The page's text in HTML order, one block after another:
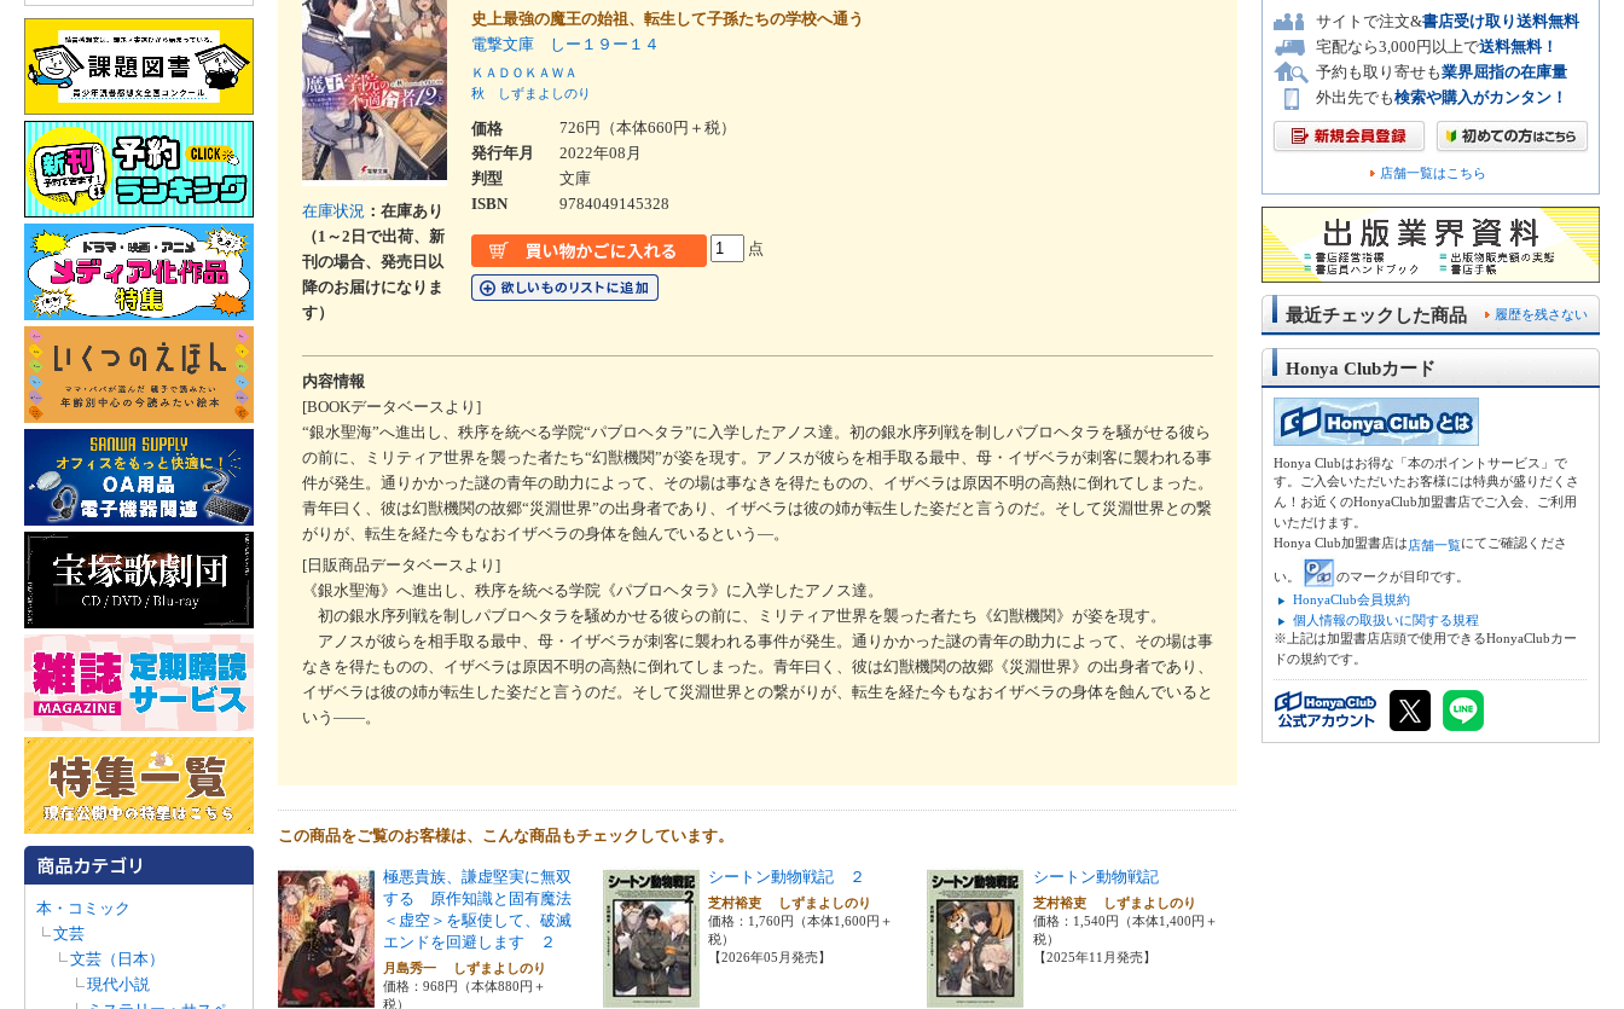
本・コミック
文芸
文芸（日本）
現代小説
在庫状況 ：在庫あり
（1～2日で出荷、新
刊の場合、発売日以
降のお届けになりま
す）
史上最強の魔王の始祖、転生して子孫たちの学校へ通う
電撃文庫 しー１９ー１４
ＫＡＤＯＫＡＷＡ
秋
しずまよしのり
価格
726円（本体660円＋税）
発行年月
2022年08月
判型
文庫
ISBN
9784049145328
点
内容情報
[BOOKデータベースより]
“銀水聖海”へ進出し、秩序を統べる学院“パブロヘタラ”に入学したアノス達。初の銀水序列戦を制しパブロヘタラを騒がせる彼ら
の前に、ミリティア世界を襲った者たち“幻獣機関”が姿を現す。アノスが彼らを相手取る最中、母・イザベラが刺客に襲われる事
件が発生。通りかかった謎の青年の助力によって、その場は事なきを得たものの、イザベラは原因不明の高熱に倒れてしまった。
青年曰く、彼は幻獣機関の故郷“災淵世界”の出身者であり、イザベラは彼の姉が転生した姿だと言うのだ。そして災淵世界との繋
がりが、転生を経た今もなおイザベラの身体を蝕んでいるという―。
[日販商品データベースより]
《銀水聖海》へ進出し、秩序を統べる学院《パブロヘタラ》に入学したアノス達。
初の銀水序列戦を制しパブロヘタラを騒めかせる彼らの前に、ミリティア世界を襲った者たち《幻獣機関》が姿を現す。
アノスが彼らを相手取る最中、母・イザベラが刺客に襲われる事件が発生。通りかかった謎の青年の助力によって、その場は事
なきを得たものの、イザベラは原因不明の高熱に倒れてしまった。青年曰く、彼は幻獣機関の故郷《災淵世界》の出身者であり、
イザベラは彼の姉が転生した姿だと言うのだ。そして災淵世界との繋がりが、転生を経た今もなおイザベラの身体を蝕んでいると
いう――。
この商品をご覧のお客様は、こんな商品もチェックしています。
極悪貴族、謙虚堅実に無双
する 原作知識と固有魔法
＜虚空＞を駆使して、破滅
エンドを回避します ２
月島秀一 しずまよしのり
価格：968円（本体880円＋
税）
シートン動物戦記 ２
芝村裕吏 しずまよしのり
価格：1,760円（本体1,600円＋
税）
【2026年05月発売】
シートン動物戦記
芝村裕吏 しずまよしのり
価格：1,540円（本体1,400円＋
税）
【2025年11月発売】
サイトで注文&書店受け取り送料無料
宅配なら3,000円以上で送料無料！
予約も取り寄せも業界屈指の在庫量
外出先でも検索や購入がカンタン！
店舗一覧はこちら
履歴を残さない
最近チェックした商品
Honya Clubカード
Honya Clubはお得な「本のポイントサービス」で
す。ご入会いただいたお客様には特典が盛りだくさ
ん！お近くのHonyaClub加盟書店でご入会、ご利用
いただけます。
Honya Club加盟書店は店舗一覧にてご確認くださ
い。
のマークが目印です。
HonyaClub会員規約
個人情報の取扱いに関する規程
※上記は加盟書店店頭で使用できるHonyaClubカー
ドの規約です。